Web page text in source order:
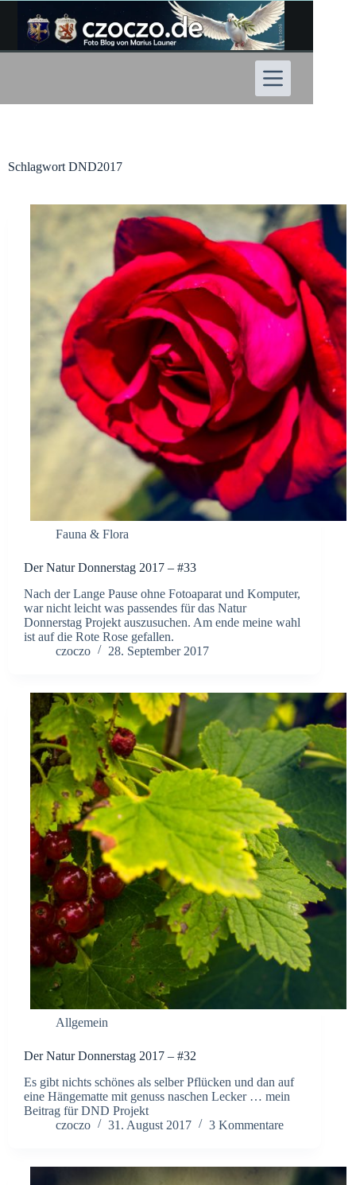
Inhalt
springen
Schlagwort DND2017
Fauna & Flora
Der Natur Donnerstag 2017 – #33
Nach der Lange Pause ohne Fotoaparat und Komputer,
war nicht leicht was passendes für das Natur
Donnerstag Projekt auszusuchen. Am ende meine wahl
ist auf die Rote Rose gefallen.
czoczo
28. September 2017
Allgemein
Der Natur Donnerstag 2017 – #32
Es gibt nichts schönes als selber Pflücken und dan auf
eine Hängematte mit genuss naschen Lecker … mein
Beitrag für DND Projekt
czoczo
31. August 2017 3 Kommentare